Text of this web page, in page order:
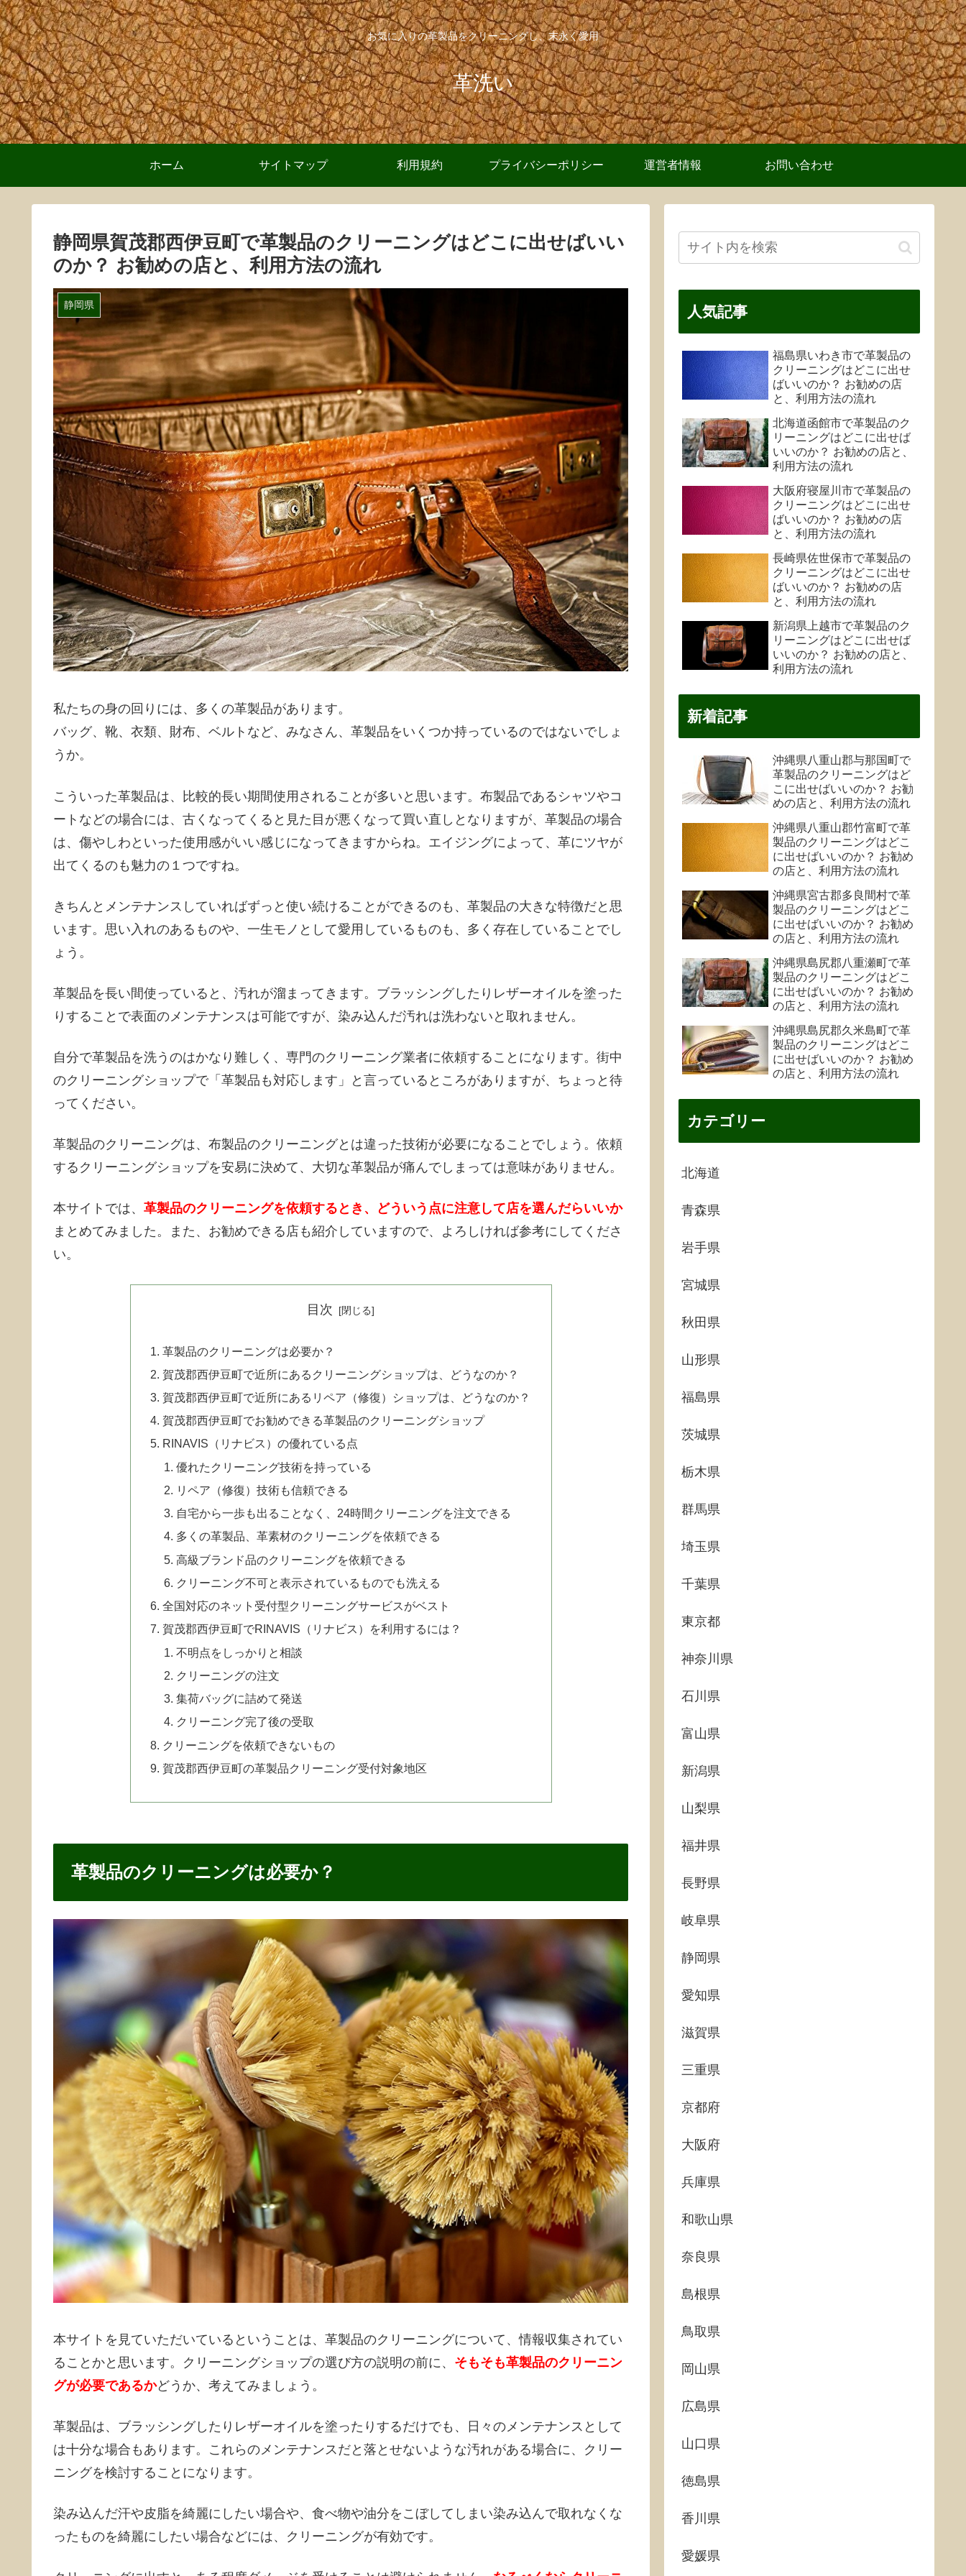
お気に入りの革製品をクリーニングし、末永く愛用
革洗い
ホーム サイトマップ 利用規約 プライバシーポリシー 運営者情報 お問い合わせ
静岡県賀茂郡西伊豆町で革製品のクリーニングはどこに出せばいい
のか？ お勧めの店と、利用方法の流れ
静岡県
私たちの身の回りには、多くの革製品があります。
バッグ、靴、衣類、財布、ベルトなど、みなさん、革製品をいくつか持っているのではないでしょ
うか。
こういった革製品は、比較的長い期間使用されることが多いと思います。布製品であるシャツやコ
ートなどの場合には、古くなってくると見た目が悪くなって買い直しとなりますが、革製品の場合
は、傷やしわといった使用感がいい感じになってきますからね。エイジングによって、革にツヤが
出てくるのも魅力の１つですね。
きちんとメンテナンスしていればずっと使い続けることができるのも、革製品の大きな特徴だと思
います。思い入れのあるものや、一生モノとして愛用しているものも、多く存在していることでし
ょう。
革製品を長い間使っていると、汚れが溜まってきます。ブラッシングしたりレザーオイルを塗った
りすることで表面のメンテナンスは可能ですが、染み込んだ汚れは洗わないと取れません。
自分で革製品を洗うのはかなり難しく、専門のクリーニング業者に依頼することになります。街中
のクリーニングショップで「革製品も対応します」と言っているところがありますが、ちょっと待
ってください。
革製品のクリーニングは、布製品のクリーニングとは違った技術が必要になることでしょう。依頼
するクリーニングショップを安易に決めて、大切な革製品が痛んでしまっては意味がありません。
本サイトでは、 革製品のクリーニングを依頼するとき、どういう点に注意して店を選んだらいいか
まとめてみました。また、お勧めできる店も紹介していますので、よろしければ参考にしてくださ
い。
目次
革製品のクリーニングは必要か？
賀茂郡西伊豆町で近所にあるクリーニングショップは、どうなのか？
賀茂郡西伊豆町で近所にあるリペア（修復）ショップは、どうなのか？
賀茂郡西伊豆町でお勧めできる革製品のクリーニングショップ
RINAVIS（リナビス）の優れている点
優れたクリーニング技術を持っている
リペア（修復）技術も信頼できる
自宅から一歩も出ることなく、24時間クリーニングを注文できる
多くの革製品、革素材のクリーニングを依頼できる
高級ブランド品のクリーニングを依頼できる
クリーニング不可と表示されているものでも洗える
全国対応のネット受付型クリーニングサービスがベスト
賀茂郡西伊豆町でRINAVIS（リナビス）を利用するには？
不明点をしっかりと相談
クリーニングの注文
集荷バッグに詰めて発送
クリーニング完了後の受取
クリーニングを依頼できないもの
賀茂郡西伊豆町の革製品クリーニング受付対象地区
革製品のクリーニングは必要か？
本サイトを見ていただいているということは、革製品のクリーニングについて、情報収集されてい
ることかと思います。クリーニングショップの選び方の説明の前に、 そもそも革製品のクリーニン
グが必要であるかどうか、考えてみましょう。
革製品は、ブラッシングしたりレザーオイルを塗ったりするだけでも、日々のメンテナンスとして
は十分な場合もあります。これらのメンテナンスだと落とせないような汚れがある場合に、クリー
ニングを検討することになります。
染み込んだ汗や皮脂を綺麗にしたい場合や、食べ物や油分をこぼしてしまい染み込んで取れなくな
ったものを綺麗にしたい場合などには、クリーニングが有効です。
人気記事
福島県いわき市で革製品の
クリーニングはどこに出せ
ばいいのか？ お勧めの店
と、利用方法の流れ
北海道函館市で革製品のク
リーニングはどこに出せば
いいのか？ お勧めの店と、
利用方法の流れ
大阪府寝屋川市で革製品の
クリーニングはどこに出せ
ばいいのか？ お勧めの店
と、利用方法の流れ
長崎県佐世保市で革製品の
クリーニングはどこに出せ
ばいいのか？ お勧めの店
と、利用方法の流れ
新潟県上越市で革製品のク
リーニングはどこに出せば
いいのか？ お勧めの店と、
利用方法の流れ
新着記事
沖縄県八重山郡与那国町で
革製品のクリーニングはど
こに出せばいいのか？ お勧
めの店と、利用方法の流れ
沖縄県八重山郡竹富町で革
製品のクリーニングはどこ
に出せばいいのか？ お勧め
の店と、利用方法の流れ
沖縄県宮古郡多良間村で革
製品のクリーニングはどこ
に出せばいいのか？ お勧め
の店と、利用方法の流れ
沖縄県島尻郡八重瀬町で革
製品のクリーニングはどこ
に出せばいいのか？ お勧め
の店と、利用方法の流れ
沖縄県島尻郡久米島町で革
製品のクリーニングはどこ
に出せばいいのか？ お勧め
の店と、利用方法の流れ
カテゴリー
北海道
青森県
岩手県
宮城県
秋田県
山形県
福島県
茨城県
栃木県
群馬県
埼玉県
千葉県
東京都
神奈川県
石川県
富山県
新潟県
山梨県
福井県
長野県
岐阜県
静岡県
愛知県
滋賀県
三重県
京都府
大阪府
兵庫県
和歌山県
奈良県
島根県
鳥取県
岡山県
広島県
山口県
徳島県
香川県
愛媛県